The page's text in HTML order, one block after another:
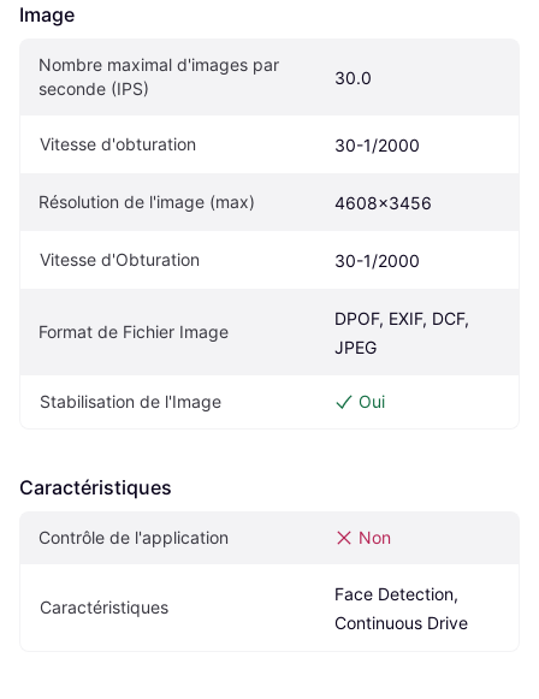
Image
Nombre maximal d'images par
seconde (IPS)
30.0
Vitesse d'obturation 30-1/2000
Résolution de l'image (max) 4608x3456
Vitesse d'Obturation 30-1/2000
Format de Fichier Image
DPOF, EXIF, DCF,
JPEG
Stabilisation de l'Image Oui
Caractéristiques
Contrôle de l'application Non
Caractéristiques
Face Detection,
Continuous Drive